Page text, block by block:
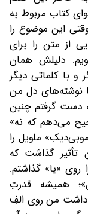
کتاب مربوط به
این موضوع را
از متن را برای
دلیلش همان
و با کلماتی دیگر
نوشته‌های دل من
دست گرفتم چنین
می‌دهم که نه»
ملویل را
تأثیر گذاشت که
روی «یا» گذاشتم.
همیشه قدرتِ
من روی الفِ